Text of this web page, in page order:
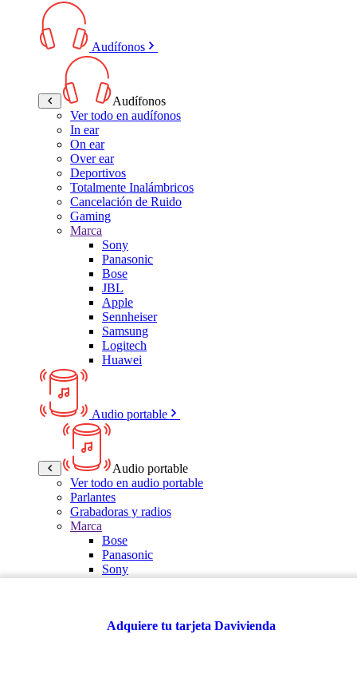
Audífonos
Audífonos
Ver todo en audífonos
In ear
On ear
Over ear
Deportivos
Totalmente Inalámbricos
Cancelación de Ruido
Gaming
Marca
Sony
Panasonic
Bose
JBL
Apple
Sennheiser
Samsung
Logitech
Huawei
Audio portable
Audio portable
Ver todo en audio portable
Parlantes
Grabadoras y radios
Marca
Bose
Panasonic
Sony
Multitech
Adquiere tu tarjeta Davivienda